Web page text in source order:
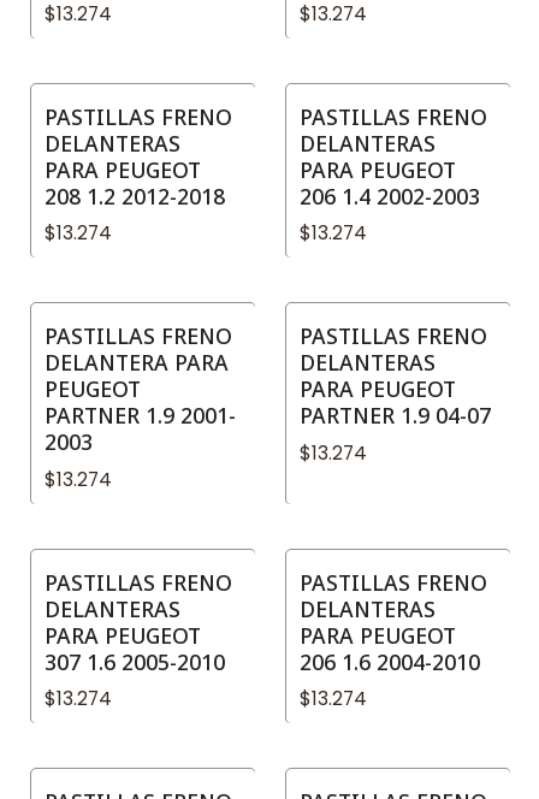
$13.274 $13.274
PASTILLAS FRENO
DELANTERAS
PARA PEUGEOT
208 1.2 2012-2018
$13.274
PASTILLAS FRENO
DELANTERAS
PARA PEUGEOT
206 1.4 2002-2003
$13.274
PASTILLAS FRENO
DELANTERA PARA
PEUGEOT
PARTNER 1.9 2001-
2003
$13.274
PASTILLAS FRENO
DELANTERAS
PARA PEUGEOT
PARTNER 1.9 04-07
$13.274
PASTILLAS FRENO
DELANTERAS
PARA PEUGEOT
307 1.6 2005-2010
$13.274
PASTILLAS FRENO
DELANTERAS
PARA PEUGEOT
206 1.6 2004-2010
$13.274